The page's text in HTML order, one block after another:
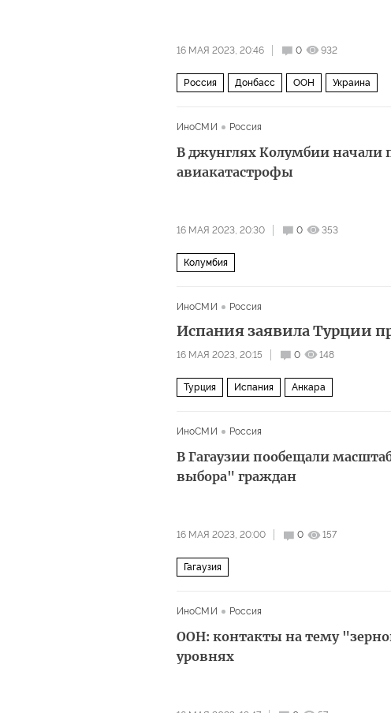
16 МАЯ 2023, 20:46 0 932
Россия Донбасс ООН Украина
ИноСМИ Россия
В джунглях Колумбии начали
авиакатастрофы
16 МАЯ 2023, 20:30 0 353
Колумбия
ИноСМИ Россия
Испания заявила Турции
16 МАЯ 2023, 20:15 0 148
Турция Испания Анкара
ИноСМИ Россия
В Гагаузии пообещали
выбора" граждан
16 МАЯ 2023, 20:00 0 157
Гагаузия
ИноСМИ Россия
ООН: контакты на тему
уровнях